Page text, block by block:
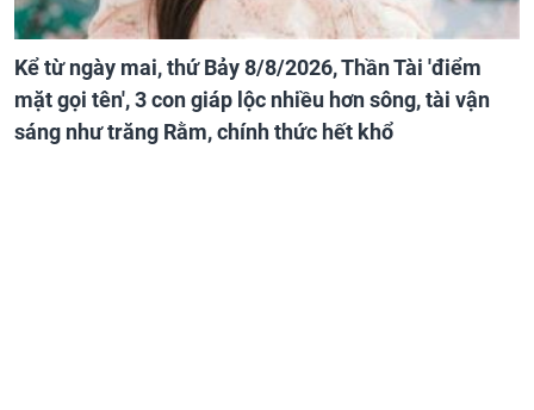
Kể từ ngày mai, thứ Bảy 8/8/2026, Thần Tài 'điểm
mặt gọi tên', 3 con giáp lộc nhiều hơn sông, tài vận
sáng như trăng Rằm, chính thức hết khổ